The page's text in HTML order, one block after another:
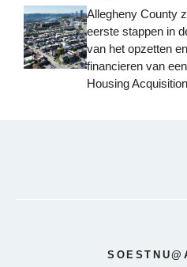
Allegheny County
eerste stappen in
van het opzetten en
financieren van
Housing